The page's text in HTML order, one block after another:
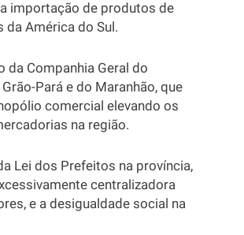
importação de produtos de
da América do Sul.
da Companhia Geral do
Pará e do Maranhão, que
comercial elevando os
na região.
Lei dos Prefeitos na província,
centralizadora
e a desigualdade social na